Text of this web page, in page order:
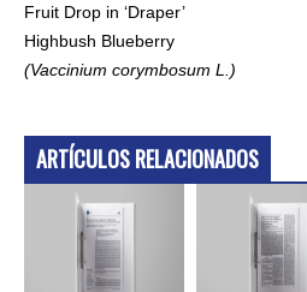
Fruit Drop in ‘Draper’
Highbush Blueberry
(Vaccinium corymbosum L.)
ARTÍCULOS RELACIONADOS